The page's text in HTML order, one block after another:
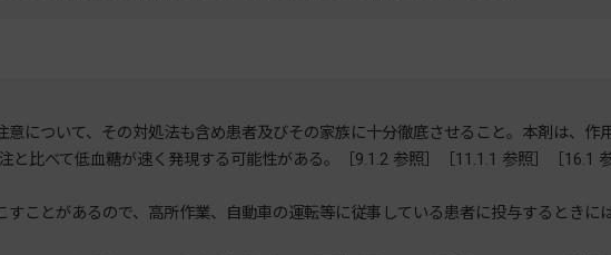
意について、その対処法も含め患者及びその家族に十分徹底させること。本剤は、作
と比べて低血糖が速く発現する可能性がある。［9.1.2 参照］［11.1.1 参照］［16.1
ことがあるので、高所作業、自動車の運転等に従事している患者に投与するときに